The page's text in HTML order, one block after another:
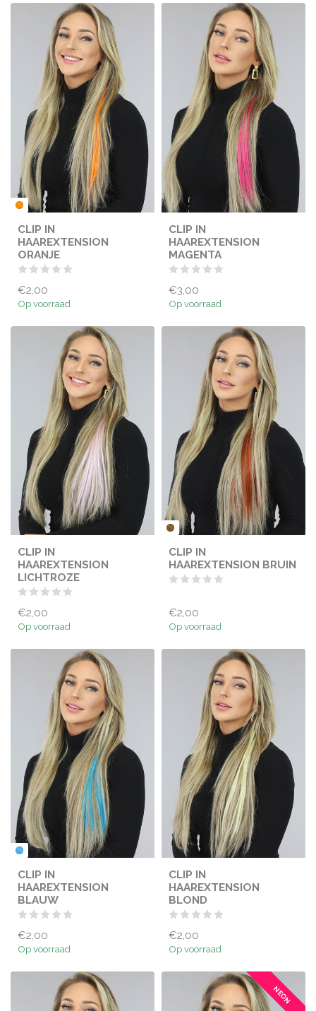
CLIP IN
HAAREXTENSION
ORANJE
€2,00
Op voorraad
CLIP IN
HAAREXTENSION
MAGENTA
€3,00
Op voorraad
CLIP IN
HAAREXTENSION
LICHTROZE
€2,00
Op voorraad
CLIP IN
HAAREXTENSION BRUIN
€2,00
Op voorraad
CLIP IN
HAAREXTENSION
BLAUW
€2,00
Op voorraad
CLIP IN
HAAREXTENSION
BLOND
€2,00
Op voorraad
NEON